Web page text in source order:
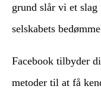
grund slår vi et
selskabets
Facebook tilbyder
metoder til at få